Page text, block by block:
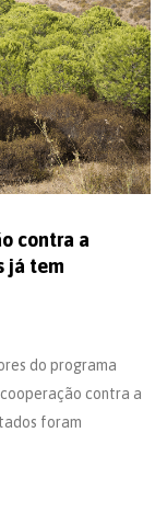
contra a
já tem
do programa
contra a
foram